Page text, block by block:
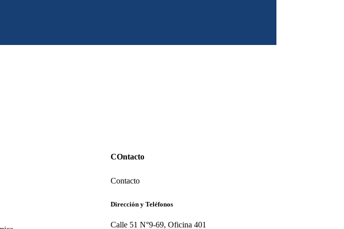
COntacto
Contacto
Dirección y Teléfonos
Calle 51 N°9-69, Oficina 401